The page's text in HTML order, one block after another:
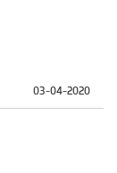
03-04-2020